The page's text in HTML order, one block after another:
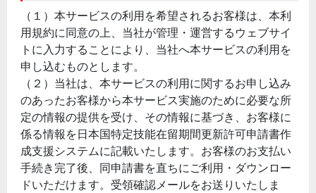
（１）本サービスの利用を希望されるお客様は、本利
用規約に同意の上、当社が管理・運営するウェブサイ
トに入力することにより、当社へ本サービスの利用を
申し込むものとします。
（２）当社は、本サービスの利用に関するお申し込み
のあったお客様から本サービス実施のために必要な所
定の情報の提供を受け、その情報に基づき、お客様に
係る情報を日本国特定技能在留期間更新許可申請書作
成支援システムに記載いたします。お客様のお支払い
手続き完了後、同申請書を直ちにご利用・ダウンロー
ドいただけます。受領確認メールをお送りいたしま